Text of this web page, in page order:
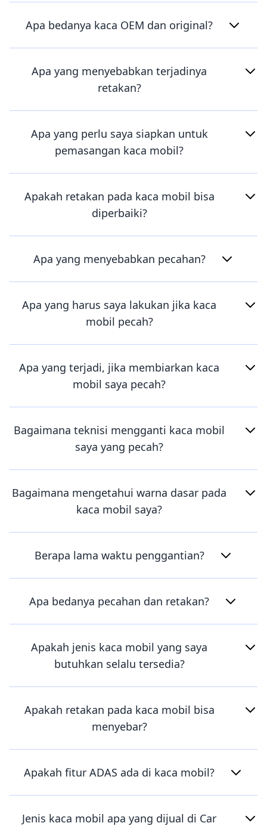
Apa bedanya kaca OEM dan original?
Apa yang menyebabkan terjadinya
retakan?
Apa yang perlu saya siapkan untuk
pemasangan kaca mobil?
Apakah retakan pada kaca mobil bisa
diperbaiki?
Apa yang menyebabkan pecahan?
Apa yang harus saya lakukan jika kaca
mobil pecah?
Apa yang terjadi, jika membiarkan kaca
mobil saya pecah?
Bagaimana teknisi mengganti kaca mobil
saya yang pecah?
Bagaimana mengetahui warna dasar pada
kaca mobil saya?
Berapa lama waktu penggantian?
Apa bedanya pecahan dan retakan?
Apakah jenis kaca mobil yang saya
butuhkan selalu tersedia?
Apakah retakan pada kaca mobil bisa
menyebar?
Apakah fitur ADAS ada di kaca mobil?
Jenis kaca mobil apa yang dijual di Car